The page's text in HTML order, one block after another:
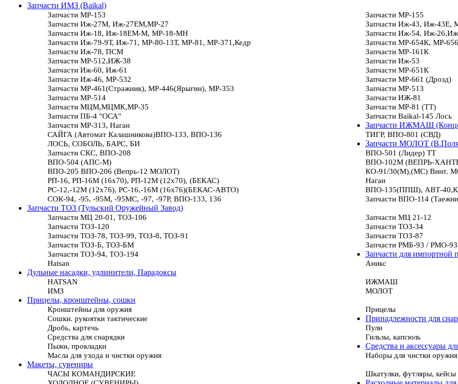
Запчасти ИМЗ (Baikal)
Запчасти МР-153
Запчасти МР-155
Запчасти Иж-27М, Иж-27ЕМ,МР-27
Запчасти Иж-43, Иж-43Е,
Запчасти Иж-18, Иж-18ЕМ-М, МР-18-МН
Запчасти Иж-54, Иж-
Запчасти Иж-79-9Т, Иж-71, МР-80-13Т, МР-81, МР-371,Кедр
Запчасти МР-654К, МР-
Запчасти Иж-78, ПСМ
Запчасти МР-161К
Запчасти МР-512,ИЖ-38
Запчасти Иж-53
Запчасти Иж-60, Иж-61
Запчасти МР-651К
Запчасти Иж-46, МР-532
Запчасти МР-661 (Дрозд)
Запчасти МР-461(Стражник), МР-446(Ярыгин), МР-353
Запчасти МР-513
Запчасти МР-514
Запчасти ИЖ-81
Запчасти МЦМ,МЦМК,МР-35
Запчасти МР-81 (ТТ)
Запчасти ПБ-4 "ОСА"
Запчасти Baikal-145 Лось
Запчасти МР-313, Наган
Запчасти ИЖМАШ
САЙГА (Автомат Калашникова)ВПО-133, ВПО-136
ТИГР, ВПО-801 (СВД)
ЛОСЬ, СОБОЛЬ, БАРС, БИ
Запчасти МОЛОТ
Запчасти СКС, ВПО-208
ВПО-501 (Лидер) ТТ
ВПО-504 (АПС-М)
ВПО-102М (ВЕПРЬ-
ВПО-205 ВПО-206 (Вепрь-12 МОЛОТ)
КО-91/30(М),(МС) Винт.
РП-16, РП-16М (16х70), РП-12М (12х70), (БЕКАС)
Наган
РС-12,-12М (12х76), РС-16,-16М (16х76)(БЕКАС-АВТО)
ВПО-135(ППШ), АВТ-
СОК-94, -95, -95М, -95МС, -97, -97Р, ВПО-133, 136
Запчасти ВПО-114
Запчасти ТОЗ (Тульский Оружейный Завод)
Запчасти МЦ 20-01, ТОЗ-106
Запчасти МЦ 21-12
Запчасти ТОЗ-120
Запчасти ТОЗ-34
Запчасти ТОЗ-78, ТОЗ-99, ТОЗ-8, ТОЗ-91
Запчасти ТОЗ-87
Запчасти ТОЗ-Б, ТОЗ-БМ
Запчасти РМБ-93 / РМО-93
Запчасти ТОЗ-94, ТОЗ-194
Запчасти для импортной
Hatsan
Аникс
Дульные насадки, удлинители, Парадоксы
HATSAN
ИЖМАШ
ИМЗ
МОЛОТ
Прицелы, кронштейны, сошки
Кронштейны для оружия
Прицелы
Сошки. рукоятки тактические
Принадлежности для
Дробь, картечь
Пули
Средства для снарядки
Гильзы, капсюль
Пыжи, прокладки
Средства и аксессуары
Масла для ухода и чистки оружия
Наборы для чистки
Макеты, сувениры
ЧАСЫ КОМАНДИРСКИЕ
Шкатулки, футляры, кейсы